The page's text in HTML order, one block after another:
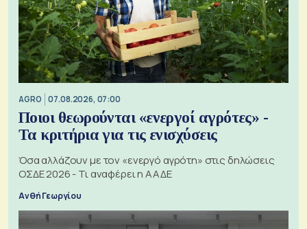
AGRO 07.08.2026, 07:00
Ποιοι θεωρούνται «ενεργοί αγρότες» -
Τα κριτήρια για τις ενισχύσεις
Όσα αλλάζουν με τον «ενεργό αγρότη» στις δηλώσεις
ΟΣΔΕ 2026 - Τι αναφέρει η ΑΑΔΕ
Ανθή Γεωργίου